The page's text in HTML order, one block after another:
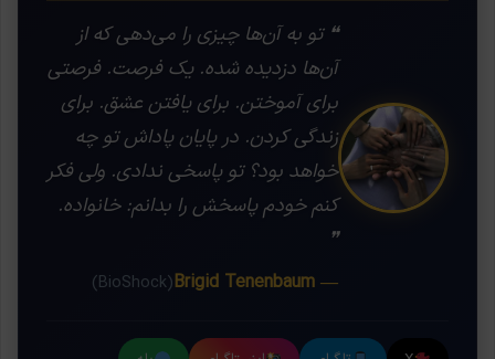
❝ تو به آن‌ها چیزی را می‌دهی که از
آن‌ها دزدیده شده. یک فرصت. فرصتی
برای آموختن. برای یافتن عشق. برای
زندگی کردن. در پایان پاداش تو چه
خواهد بود؟ تو پاسخی ندادی. ولی فکر
کنم خودم پاسخش را بدانم: خانواده.
❞
— Brigid Tenenbaum
(BioShock)